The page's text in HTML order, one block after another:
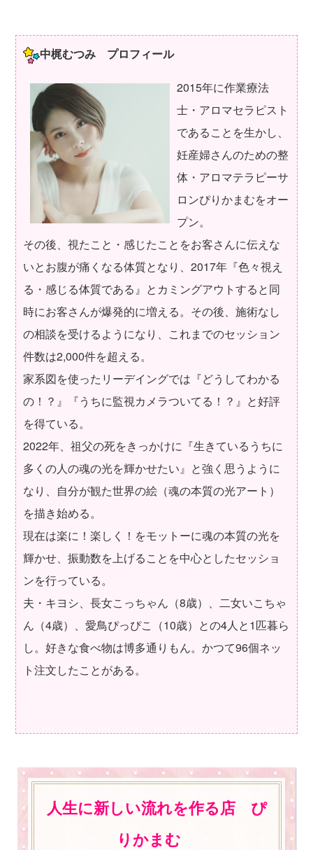
中梶むつみ プロフィール
2015年に作業療法
士・アロマセラピスト
であることを生かし、
妊産婦さんのための整
体・アロマテラピーサ
ロンぴりかまむをオー
プン。
その後、視たこと・感じたことをお客さんに伝えな
いとお腹が痛くなる体質となり、2017年『色々視え
る・感じる体質である』とカミングアウトすると同
時にお客さんが爆発的に増える。その後、施術なし
の相談を受けるようになり、これまでのセッション
件数は2,000件を超える。
家系図を使ったリーデイングでは『どうしてわかる
の！？』『うちに監視カメラついてる！？』と好評
を得ている。
2022年、祖父の死をきっかけに『生きているうちに
多くの人の魂の光を輝かせたい』と強く思うように
なり、自分が観た世界の絵（魂の本質の光アート）
を描き始める。
現在は楽に！楽しく！をモットーに魂の本質の光を
輝かせ、振動数を上げることを中心としたセッショ
ンを行っている。
夫・キヨシ、長女こっちゃん（8歳）、二女いこちゃ
ん（4歳）、愛鳥ぴっぴこ（10歳）との4人と1匹暮ら
し。好きな食べ物は博多通りもん。かつて96個ネッ
ト注文したことがある。
人生に新しい流れを作る店 ぴ
りかまむ